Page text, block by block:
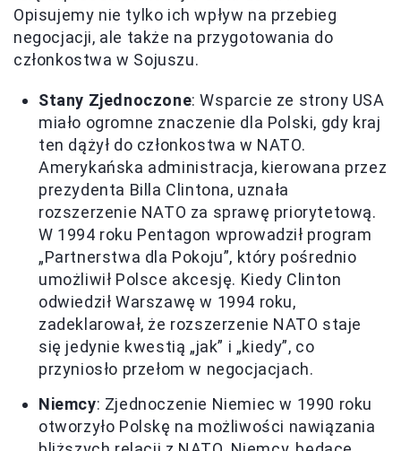
Opisujemy nie tylko ich wpływ na przebieg
negocjacji, ale także na przygotowania do
członkostwa w Sojuszu.
Stany Zjednoczone: Wsparcie ze strony USA
miało ogromne znaczenie dla Polski, gdy kraj
ten dążył do członkostwa w NATO.
Amerykańska administracja, kierowana przez
prezydenta Billa Clintona, uznała
rozszerzenie NATO za sprawę priorytetową.
W 1994 roku Pentagon wprowadził program
„Partnerstwa dla Pokoju”, który pośrednio
umożliwił Polsce akcesję. Kiedy Clinton
odwiedził Warszawę w 1994 roku,
zadeklarował, że rozszerzenie NATO staje
się jedynie kwestią „jak” i „kiedy”, co
przyniosło przełom w negocjacjach.
Niemcy: Zjednoczenie Niemiec w 1990 roku
otworzyło Polskę na możliwości nawiązania